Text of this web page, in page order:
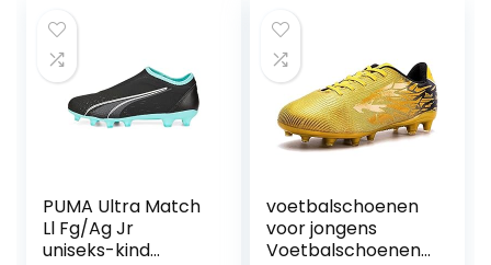
PUMA Ultra Match
Ll Fg/Ag Jr
uniseks-kind
voetbalschoenen
voor jongens
Voetbalschoenen